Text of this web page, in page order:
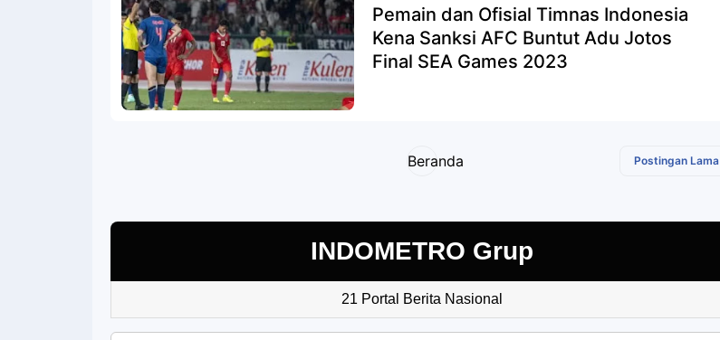
Pemain dan Ofisial Timnas Indonesia
Kena Sanksi AFC Buntut Adu Jotos
Final SEA Games 2023
Postingan Lama
Beranda
INDOMETRO Grup
21 Portal Berita Nasional